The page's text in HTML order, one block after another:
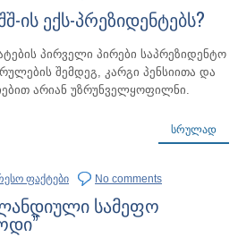
ის ექს-პრეზიდენტებს?
პირველი პირები საპრეზიდენტო
შემდეგ, კარგი პენსიითა და
არიან უზრუნველყოფილნი.
ᲡᲠᲣᲚᲐᲓ
ფაქტები No comments
სამეფო